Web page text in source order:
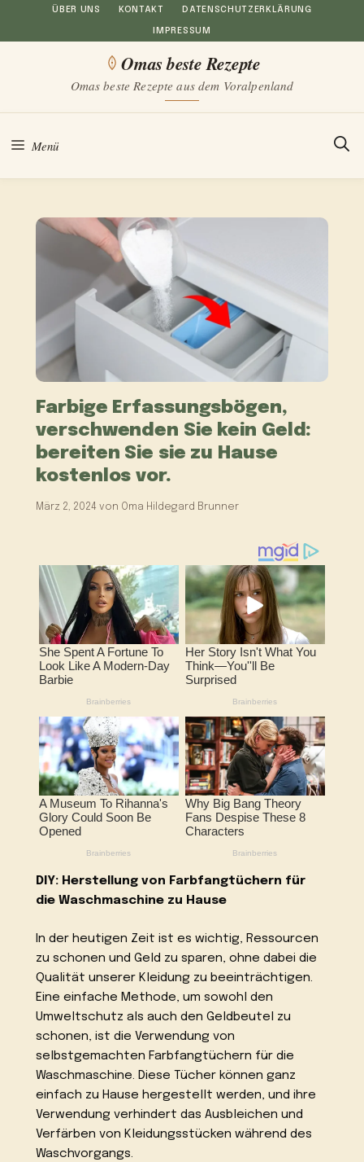
Inhalt
ÜBER UNS KONTAKT DATENSCHUTZERKLÄRUNG
IMPRESSUM
Omas beste Rezepte
Omas beste Rezepte aus dem Voralpenland
Menü
Farbige Erfassungsbögen,
verschwenden Sie kein Geld:
bereiten Sie sie zu Hause
kostenlos vor.
März 2, 2024 von Oma Hildegard Brunner
DIY: Herstellung von Farbfangtüchern für
die Waschmaschine zu Hause
In der heutigen Zeit ist es wichtig, Ressourcen
zu schonen und Geld zu sparen, ohne dabei die
Qualität unserer Kleidung zu beeinträchtigen.
Eine einfache Methode, um sowohl den
Umweltschutz als auch den Geldbeutel zu
schonen, ist die Verwendung von
selbstgemachten Farbfangtüchern für die
Waschmaschine. Diese Tücher können ganz
einfach zu Hause hergestellt werden, und ihre
Verwendung verhindert das Ausbleichen und
Verfärben von Kleidungsstücken während des
Waschvorgangs.